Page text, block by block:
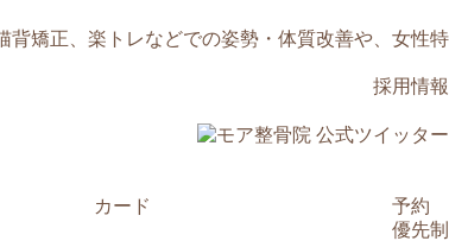
矯正、楽トレなどでの姿勢・体質改善や、女性特
採用情報
カード
予約
優先制